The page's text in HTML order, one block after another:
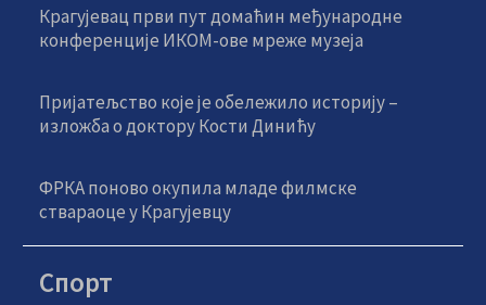
Крагујевац први пут домаћин међународне
конференције ИКОМ-ове мреже музеја
Пријатељство које је обележило историју –
изложба о доктору Кости Динићу
ФРКА поново окупила младе филмске
ствараоце у Крагујевцу
Спорт